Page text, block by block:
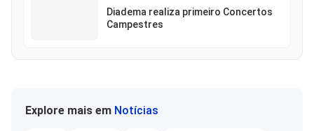
Diadema realiza primeiro Concertos
Campestres
Explore mais em Notícias